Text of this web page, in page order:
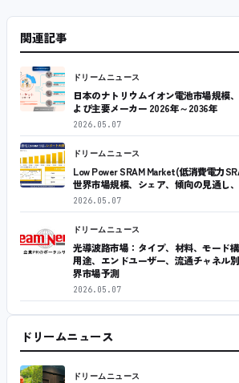
関連記事
ドリームニュース
日本のナトリウムイオン電池市場規模
よび主要メーカー 2026年～2036年
2026.05.07
ドリームニュース
Low Power SRAM Market(低消費電力
世界市場規模、シェア、傾向の見通し
2026.05.07
ドリームニュース
光導波路市場：タイプ、材料、モード
用途、エンドユーザー、流通チャネル
界市場予測
2026.05.07
ドリームニュース
ドリームニュース